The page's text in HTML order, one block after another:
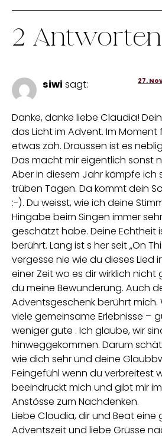
2 Antworten
siwi sagt: 27.
Danke, danke liebe Claudia!
das Licht im Advent. Im Moment
etwas zäh. Draussen ist es
Das macht mir eigentlich sonst
Aber in diesem Jahr kämpfe ich
trüben Tagen. Da kommt dein
:-). Du weisst, wie ich deine
Hingabe beim Singen immer
geschätzt habe. Deine Echtheit
berührt. Lang ist s her seit „On
vergesse nie wie du dieses Lied
einer Zeit wo es dir wirklich
du meine Bewunderung. Auch
Adventsgeschenk berührt mich.
viele gemeinsame Erlebnisse –
weniger gute . Ich glaube, wir
hinweggekommen. Darum
wie dich sehr und deine
Feingefühl wenn du verbreitest
beeindruckt mich und gibt mir
Anstösse zum Nachdenken.
Liebe Claudia, dir und Beat eine
Adventszeit und liebe Grüsse